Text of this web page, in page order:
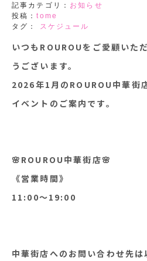
記事カテゴリ： お知らせ
投稿：tome
タグ：
スケジュール
いつもROUROUをご愛顧いた
うございます。
2026年1月のROUROU中華街
イベントのご案内です。
🌸 ROUROU中華街店🌸
《営業時間》
11:00〜19:00
中華街店へのお問い合わせ先は